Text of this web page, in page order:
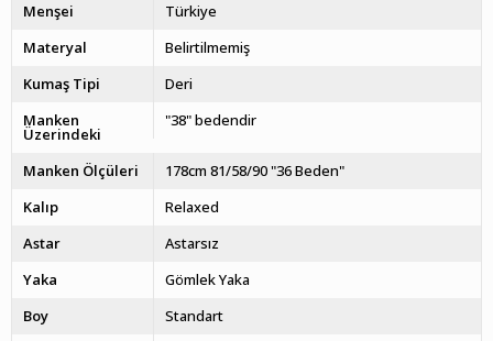
Menşei
Türkiye
Materyal
Belirtilmemiş
Kumaş Tipi
Deri
Manken
Üzerindeki
"38" bedendir
Manken Ölçüleri
178cm 81/58/90 "36 Beden"
Kalıp
Relaxed
Astar
Astarsız
Yaka
Gömlek Yaka
Boy
Standart